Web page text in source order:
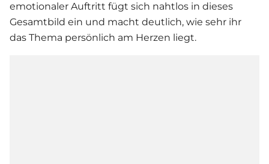
emotionaler Auftritt fügt sich nahtlos in dieses
Gesamtbild ein und macht deutlich, wie sehr ihr
das Thema persönlich am Herzen liegt.